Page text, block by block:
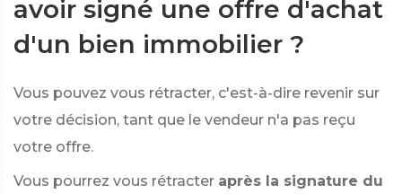
avoir signé une offre d'achat
d'un bien immobilier ?
Vous pouvez vous rétracter, c'est-à-dire revenir sur
votre décision, tant que le vendeur n'a pas reçu
votre offre.
Vous pourrez vous rétracter après la signature du